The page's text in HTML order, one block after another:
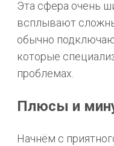
Эта сфера очень
всплывают
обычно
которые
проблемах.
Плюсы и
Начнём с